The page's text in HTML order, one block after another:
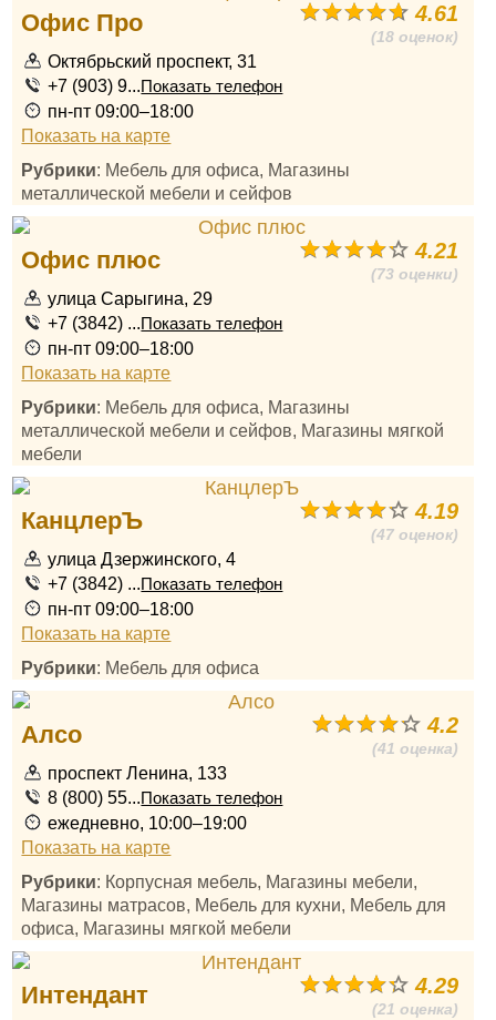
4.61
(18 оценок)
Офис Про
Октябрьский проспект, 31
+7 (903) 9...Показать телефон
пн-пт 09:00–18:00
Показать на карте
Рубрики: Мебель для офиса, Магазины
металлической мебели и сейфов
4.21
(73 оценки)
Офис плюс
улица Сарыгина, 29
+7 (3842) ...Показать телефон
пн-пт 09:00–18:00
Показать на карте
Рубрики: Мебель для офиса, Магазины
металлической мебели и сейфов, Магазины мягкой
мебели
4.19
(47 оценок)
КанцлерЪ
улица Дзержинского, 4
+7 (3842) ...Показать телефон
пн-пт 09:00–18:00
Показать на карте
Рубрики: Мебель для офиса
4.2
(41 оценка)
Алсо
проспект Ленина, 133
8 (800) 55...Показать телефон
ежедневно, 10:00–19:00
Показать на карте
Рубрики: Корпусная мебель, Магазины мебели,
Магазины матрасов, Мебель для кухни, Мебель для
офиса, Магазины мягкой мебели
4.29
(21 оценка)
Интендант